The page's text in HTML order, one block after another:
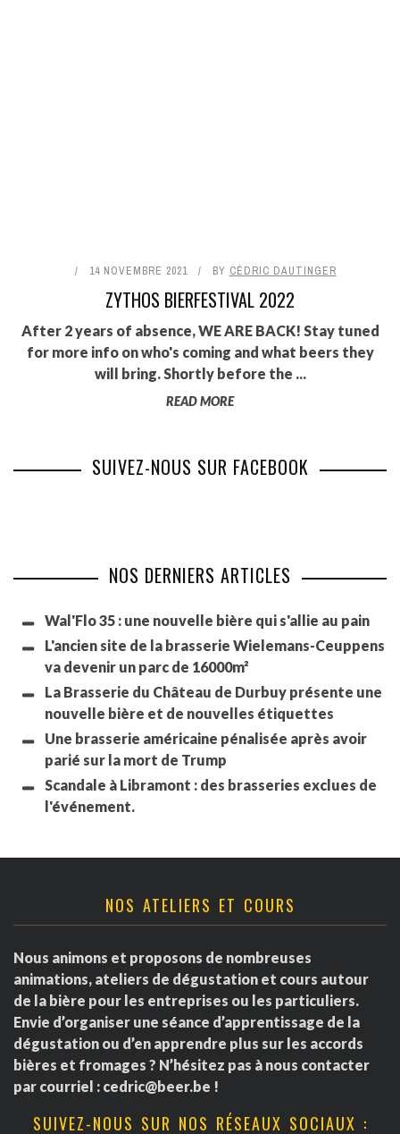
14 NOVEMBRE 2021 BY CÉDRIC DAUTINGER
ZYTHOS BIERFESTIVAL 2022
After 2 years of absence, WE ARE BACK! Stay tuned
for more info on who's coming and what beers they
will bring. Shortly before the ...
READ MORE
SUIVEZ-NOUS SUR FACEBOOK
NOS DERNIERS ARTICLES
Wal'Flo 35 : une nouvelle bière qui s'allie au pain
L'ancien site de la brasserie Wielemans-Ceuppens
va devenir un parc de 16000m²
La Brasserie du Château de Durbuy présente une
nouvelle bière et de nouvelles étiquettes
Une brasserie américaine pénalisée après avoir
parié sur la mort de Trump
Scandale à Libramont : des brasseries exclues de
l'événement.
NOS ATELIERS ET COURS
Nous animons et proposons de nombreuses
animations, ateliers de dégustation et cours autour
de la bière pour les entreprises ou les particuliers.
Envie d’organiser une séance d’apprentissage de la
dégustation ou d’en apprendre plus sur les accords
bières et fromages ? N’hésitez pas à nous contacter
par courriel : cedric@beer.be !
SUIVEZ-NOUS SUR NOS RÉSEAUX SOCIAUX :